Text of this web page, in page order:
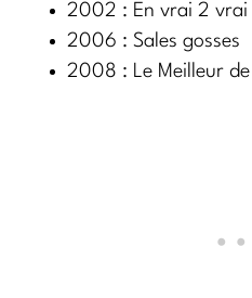
2002 : En vrai 2 vrai
2006 : Sales gosses
2008 : Le Meilleur